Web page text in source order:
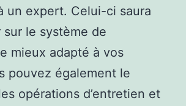
un expert. Celui-ci saura
le système de
mieux adapté à vos
pouvez également le
opérations d’entretien et